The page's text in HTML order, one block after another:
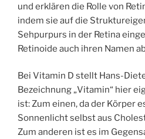
und erklären die Rolle von
indem sie auf die
Sehpurpurs in der Retina
Retinoide auch ihren Namen
Bei Vitamin D stellt Hans-
Bezeichnung „Vitamin“ hier
ist: Zum einen, da der Körper
Sonnenlicht selbst aus
Zum anderen ist es im